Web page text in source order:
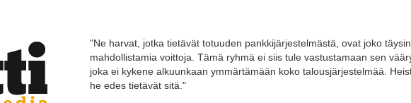
"Ne harvat, jotka tietävät totuuden pankkijärjestelmästä, ovat joko
mahdollistamia voittoja. Tämä ryhmä ei siis tule vastustamaan sen
joka ei kykene alkuunkaan ymmärtämään koko talousjärjestelmää.
he edes tietävät sitä."